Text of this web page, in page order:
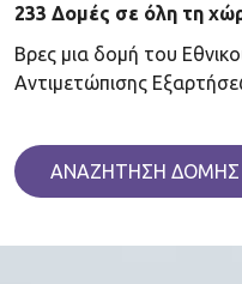
233 Δομές σε όλη τη
Βρες μια δομή του
Αντιμετώπισης
ΑΝΑΖΗΤΗΣΗ ΔΟΜΗΣ